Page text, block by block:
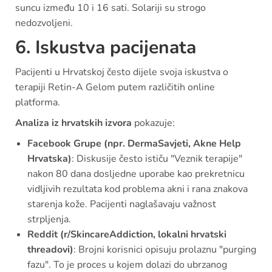
suncu između 10 i 16 sati. Solariji su strogo
nedozvoljeni.
6. Iskustva pacijenata
Pacijenti u Hrvatskoj često dijele svoja iskustva o
terapiji Retin-A Gelom putem različitih online
platforma.
Analiza iz hrvatskih izvora pokazuje:
Facebook Grupe (npr. DermaSavjeti, Akne Help
Hrvatska): Diskusije često ističu "Veznik terapije"
nakon 80 dana dosljedne uporabe kao prekretnicu
vidljivih rezultata kod problema akni i rana znakova
starenja kože. Pacijenti naglašavaju važnost
strpljenja.
Reddit (r/SkincareAddiction, lokalni hrvatski
threadovi): Brojni korisnici opisuju prolaznu "purging
fazu". To je proces u kojem dolazi do ubrzanog